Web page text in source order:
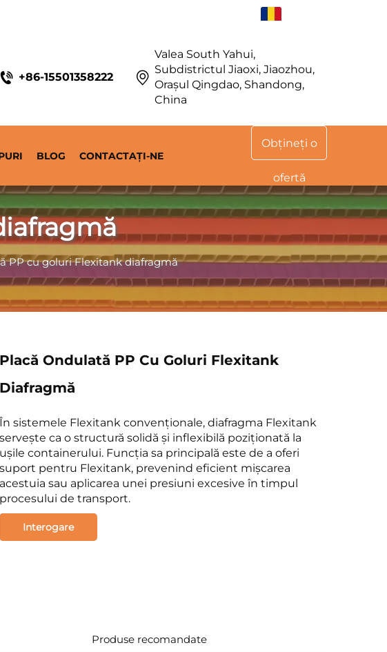
+86-15501358222
Valea South Yahui,
Subdistrictul Jiaoxi, Jiaozhou,
Orașul Qingdao, Shandong,
China
BLOG CONTACTAȚI-NE
Obțineți o
ofertă
PP cu goluri Flexitank diafragmă
Placă Ondulată PP Cu Goluri Flexitank
Diafragmă
În sistemele Flexitank convenționale, diafragma Flexitank
servește ca o structură solidă și inflexibilă poziționată la
ușile containerului. Funcția sa principală este de a oferi
suport pentru Flexitank, prevenind eficient mișcarea
acestuia sau aplicarea unei presiuni excesive în timpul
procesului de transport.
Interogare
Produse recomandate